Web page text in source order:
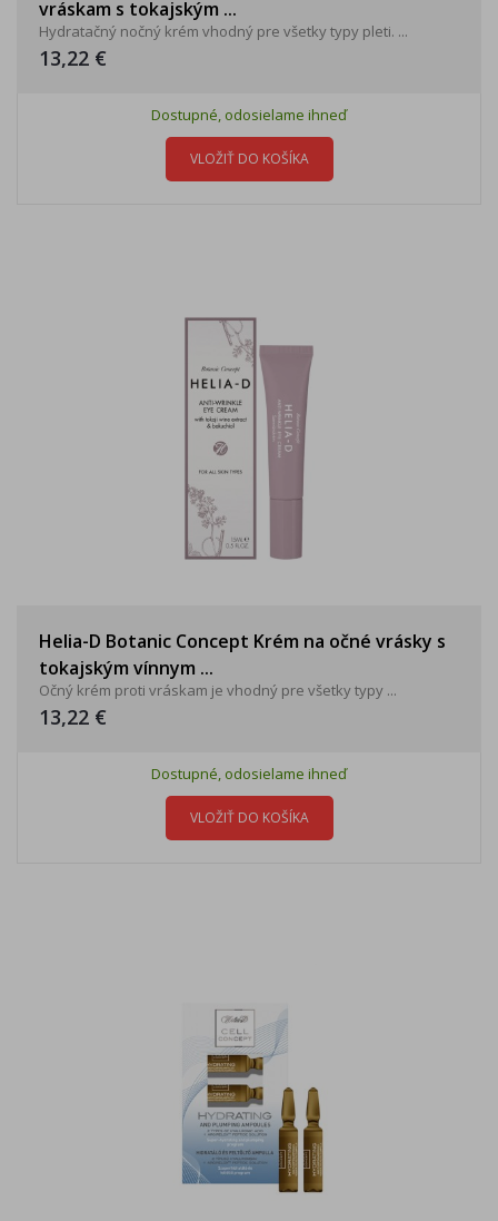
vráskam s tokajským ...
Hydratačný nočný krém vhodný pre všetky typy pleti. ...
13,22 €
Dostupné, odosielame ihneď
VLOŽIŤ DO KOŠÍKA
Helia-D Botanic Concept Krém na očné vrásky s
tokajským vínnym ...
Očný krém proti vráskam je vhodný pre všetky typy ...
13,22 €
Dostupné, odosielame ihneď
VLOŽIŤ DO KOŠÍKA